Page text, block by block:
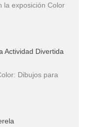
la exposición Color
Actividad Divertida
Dibujos para